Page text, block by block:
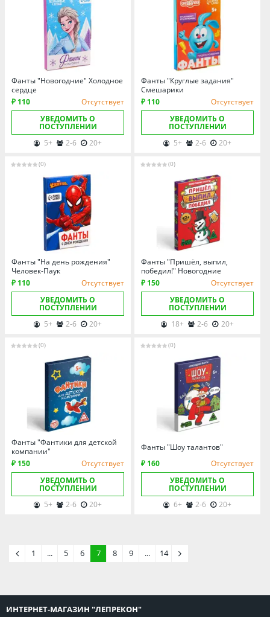
Фанты "Новогодние" Холодное
сердце
₽ 110
Отсутствует
УВЕДОМИТЬ О
ПОСТУПЛЕНИИ
5+
2-6 20+
Фанты "Круглые задания"
Смешарики
₽ 110
Отсутствует
УВЕДОМИТЬ О
ПОСТУПЛЕНИИ
5+
2-6 20+
(0)
Фанты "На день рождения"
Человек-Паук
₽ 110
Отсутствует
УВЕДОМИТЬ О
ПОСТУПЛЕНИИ
5+
2-6 20+
(0)
Фанты "Пришёл, выпил,
победил!" Новогодние
₽ 150
Отсутствует
УВЕДОМИТЬ О
ПОСТУПЛЕНИИ
18+
2-6 20+
(0)
Фанты "Фантики для детской
компании"
₽ 150
Отсутствует
УВЕДОМИТЬ О
ПОСТУПЛЕНИИ
5+
2-6 20+
(0)
Фанты "Шоу талантов"
₽ 160
Отсутствует
УВЕДОМИТЬ О
ПОСТУПЛЕНИИ
6+
2-6 20+
1 ... 5 6 7 8 9 ... 14
ИНТЕРНЕТ-МАГАЗИН "ЛЕПРЕКОН"